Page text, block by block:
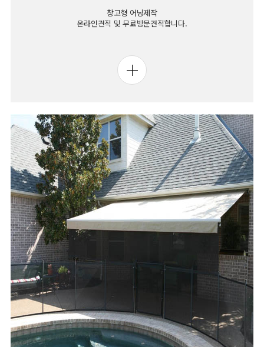
창고형 어닝제작
온라인견적 및 무료방문견적합니다.